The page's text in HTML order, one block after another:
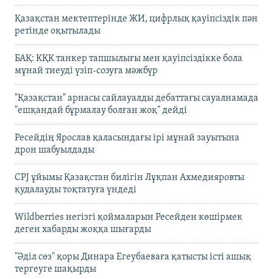
Қазақстан мектептерінде ЖИ, цифрлық қауіпсіздік пән
ретінде оқытылады
БАҚ: КҚК танкер тапшылығы мен қауіпсіздікке бола
мұнай тиеуді үзіп-созуға мәжбүр
"Қазақстан" арнасы сайлауалды дебаттағы сауалнамада
"ешқандай бұрмалау болған жоқ" дейді
Ресейдің Ярослав қаласындағы ірі мұнай зауытына
дрон шабуылдады
CPJ ұйымы Қазақстан билігін Лұқпан Ахмедияровты
қудалауды тоқтатуға үндеді
Wildberries негізгі қоймаларын Ресейден көшірмек
деген хабарды жоққа шығарды
"Әділ сөз" қоры Динара Егеубаеваға қатысты істі ашық
тергеуге шақырды